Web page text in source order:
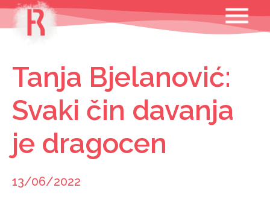
Skip
content
MENU
Tanja Bjelanović:
Svaki čin davanja
je dragocen
13/06/2022